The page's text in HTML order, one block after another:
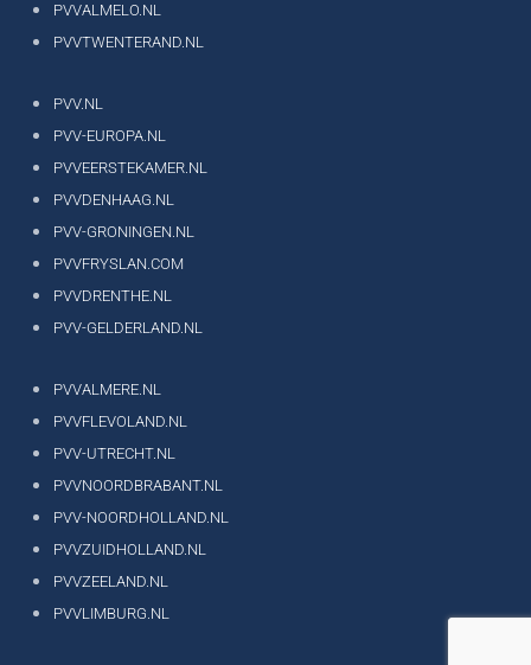
PVVALMELO.NL
PVVTWENTERAND.NL
PVV.NL
PVV-EUROPA.NL
PVVEERSTEKAMER.NL
PVVDENHAAG.NL
PVV-GRONINGEN.NL
PVVFRYSLAN.COM
PVVDRENTHE.NL
PVV-GELDERLAND.NL
PVVALMERE.NL
PVVFLEVOLAND.NL
PVV-UTRECHT.NL
PVVNOORDBRABANT.NL
PVV-NOORDHOLLAND.NL
PVVZUIDHOLLAND.NL
PVVZEELAND.NL
PVVLIMBURG.NL